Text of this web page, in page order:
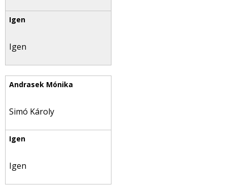
Igen
Simó Károly
Igen